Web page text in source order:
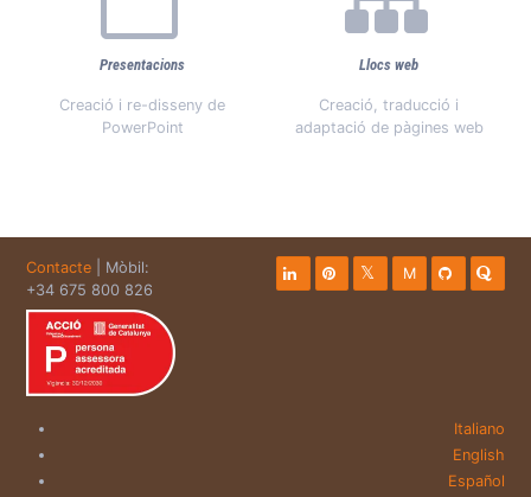
Presentacions
Creació i re-disseny de
PowerPoint
Llocs web
Creació, traducció i
adaptació de pàgines web
Contacte | Mòbil:
+34 675 800 826
M
Italiano
English
Español